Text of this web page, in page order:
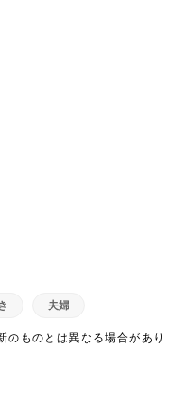
夫婦
ものとは異なる場合があり